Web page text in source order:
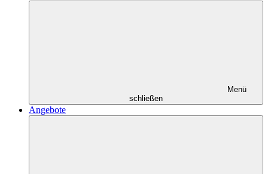
Menü
schließen
Angebote